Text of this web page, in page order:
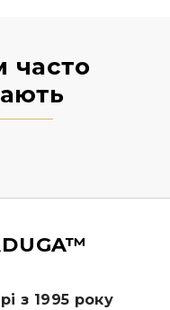
часто
з 1995 року